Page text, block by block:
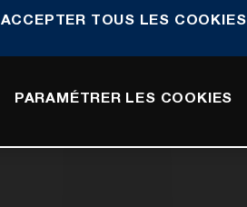
ACCEPTER TOUS LES COOKIES
PARAMÉTRER LES COOKIES